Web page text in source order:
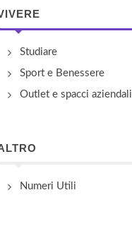
Studiare
Sport e Benessere
Outlet e spacci aziendali
Numeri Utili